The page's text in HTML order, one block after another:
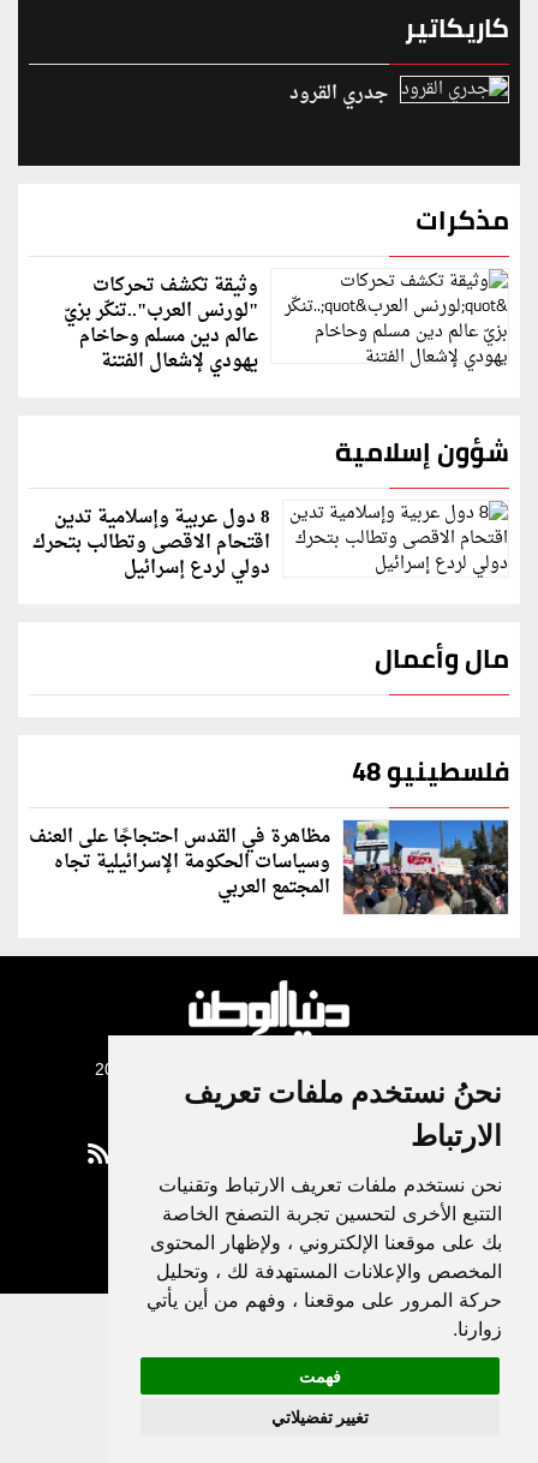
نحنُ نستخدم ملفات تعريف
الارتباط
نحن نستخدم ملفات تعريف الارتباط وتقنيات
التتبع الأخرى لتحسين تجربة التصفح الخاصة
بك على موقعنا الإلكتروني ، ولإظهار المحتوى
المخصص والإعلانات المستهدفة لك ، وتحليل
حركة المرور على موقعنا ، وفهم من أين يأتي
زوارنا.
فهمت
تغيير تفضيلاتي
كاريكاتير
جدري القرود
مذكرات
وثيقة تكشف تحركات
"لورنس العرب"..تنكّر بزيّ
عالم دين مسلم وحاخام
يهودي لإشعال الفتنة
شؤون إسلامية
8 دول عربية وإسلامية تدين
اقتحام الاقصى وتطالب بتحرك
دولي لردع إسرائيل
مال وأعمال
فلسطينيو 48
مظاهرة في القدس احتجاجًا على العنف
وسياسات الحكومة الإسرائيلية تجاه
المجتمع العربي
Privacy Policy
|
Update cookies preferences